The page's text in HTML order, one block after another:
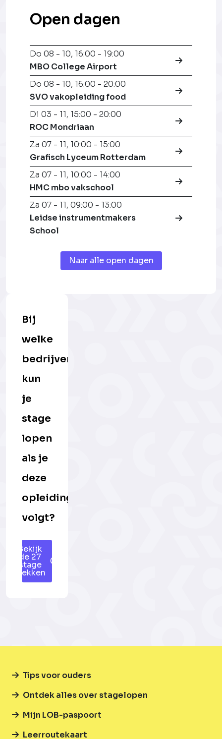
Open dagen
Do 08 - 10, 16:00 - 19:00
MBO College Airport
Do 08 - 10, 16:00 - 20:00
SVO vakopleiding food
Di 03 - 11, 15:00 - 20:00
ROC Mondriaan
Za 07 - 11, 10:00 - 15:00
Grafisch Lyceum Rotterdam
Za 07 - 11, 10:00 - 14:00
HMC mbo vakschool
Za 07 - 11, 09:00 - 13:00
Leidse instrumentmakers
School
Naar alle open dagen
Bij
welke
bedrijven
kun
je
stage
lopen
als je
deze
opleiding
volgt?
Bekijk
de 27
stage
plekken
Tips voor ouders
Ontdek alles over stagelopen
Mijn LOB-paspoort
Leerroutekaart